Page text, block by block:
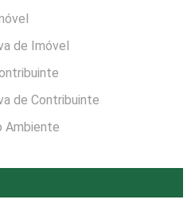
de Imóvel
de Contribuinte
Ambiente